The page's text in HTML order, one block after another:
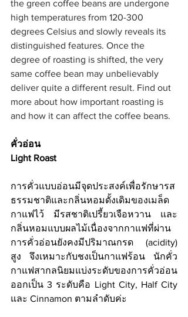
the green coffee beans are undergone
high temperatures from 120-300
degrees Celsius and slowly reveals its
distinguished features. Once the
degree of roasting is shifted, the very
same coffee bean may unbelievably
deliver quite a different result. Find out
more about how important roasting is
and how it can affect the coffee beans.
คั่วอ่อน
Light Roast
การคั่วแบบอ่อนมีจุดประสงค์เพื่อรักษารส
ธรรมชาติและกลิ่นหอมดั้งเดิมของเมล็ด
กาแฟไว้ มีรสชาติเปรี้ยวเจือหวาน และ
กลิ่นหอมแบบผลไม้เนื่องจากกาแฟที่ผ่าน
การคั่วอ่อนยังคงมีปริมาณกรด (acidity)
สูง จึงเหมาะกับชงเป็นกาแฟร้อน นักคั่ว
กาแฟสากลนิยมแบ่งระดับของการคั่วอ่อน
ออกเป็น 3 ระดับคือ Light City, Half City
และ Cinnamon ตามลำดับค่ะ